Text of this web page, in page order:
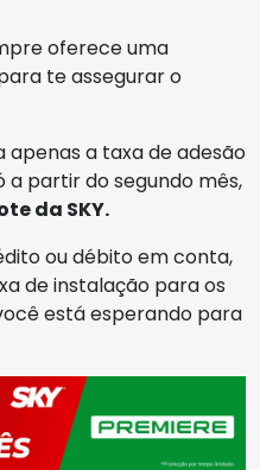
oferece uma
te assegurar o
apenas a taxa de adesão
a partir do segundo mês,
da SKY.
ou débito em conta,
de instalação para os
está esperando para